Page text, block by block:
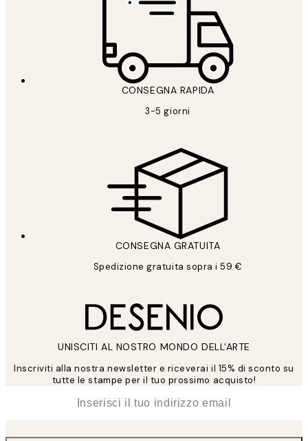
CONSEGNA RAPIDA
3-5 giorni
CONSEGNA GRATUITA
Spedizione gratuita sopra i 59 €
UNISCITI AL NOSTRO MONDO DELL'ARTE
Inscriviti alla nostra newsletter e riceverai il 15% di sconto su
tutte le stampe per il tuo prossimo acquisto!